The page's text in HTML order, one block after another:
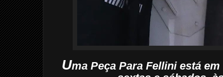
Uma Peça Para Fellini está